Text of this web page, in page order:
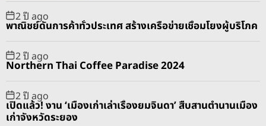
2 ปี ago
พาณิชย์ดันการค้าทั่วประเทศ สร้างเครือข่ายเชื่อมโยงผู้บริโภค
2 ปี ago
Northern Thai Coffee Paradise 2024
2 ปี ago
เปิดแล้ว! งาน ‘เมืองเก่าเล่าเรื่องยมจินดา’ สืบสานตำนานเมือง
เก่าจังหวัดระยอง